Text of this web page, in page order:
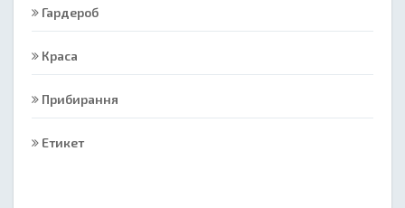
Гардероб
Краса
Прибирання
Етикет